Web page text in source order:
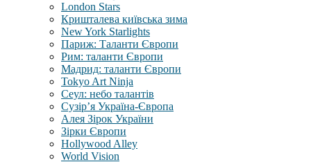
London Stars
Кришталева київська зима
New York Starlights
Париж: Таланти Європи
Рим: таланти Європи
Мадрид: таланти Європи
Tokyo Art Ninja
Сеул: небо талантів
Сузір’я Україна-Європа
Алея Зірок України
Зірки Європи
Hollywood Alley
World Vision